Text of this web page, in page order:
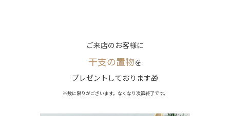
ご来店のお客様に
干支の置物を
プレゼントしております🎁
※数に限りがございます。なくなり次第終了です。